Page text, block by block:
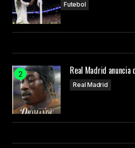
Futebol
Real Madrid anuncia
Real Madrid